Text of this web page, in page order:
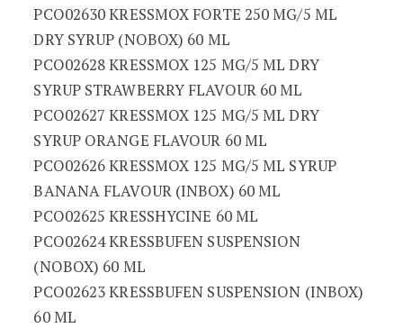
PCO02630 KRESSMOX FORTE 250 MG/5 ML
DRY SYRUP (NOBOX) 60 ML
PCO02628 KRESSMOX 125 MG/5 ML DRY
SYRUP STRAWBERRY FLAVOUR 60 ML
PCO02627 KRESSMOX 125 MG/5 ML DRY
SYRUP ORANGE FLAVOUR 60 ML
PCO02626 KRESSMOX 125 MG/5 ML SYRUP
BANANA FLAVOUR (INBOX) 60 ML
PCO02625 KRESSHYCINE 60 ML
PCO02624 KRESSBUFEN SUSPENSION
(NOBOX) 60 ML
PCO02623 KRESSBUFEN SUSPENSION (INBOX)
60 ML